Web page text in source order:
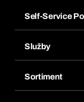
Self-Service
Obľúbené
Opakované
Služby
Sortiment